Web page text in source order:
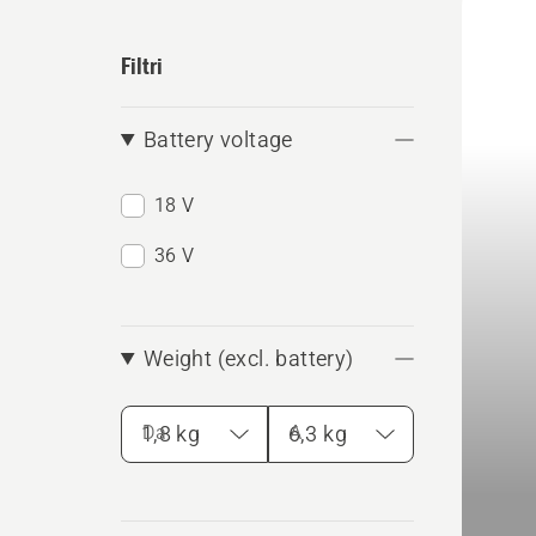
Filtri
Battery voltage
18 V
36 V
Weight (excl. battery)
Da A